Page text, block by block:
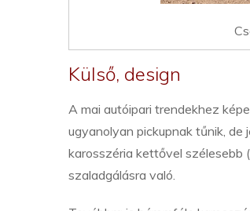
Külső, design
A mai autóipari trendekhez
ugyanolyan pickupnak tűnik,
karosszéria kettővel szélesebb
szaladgálásra való.